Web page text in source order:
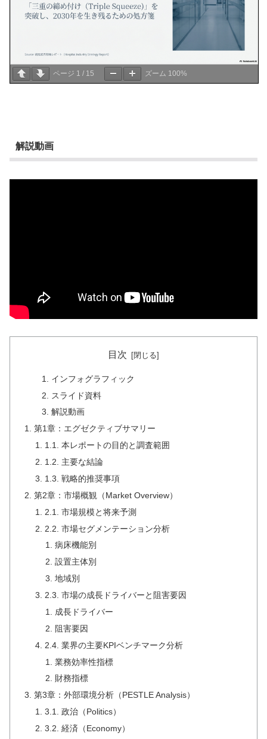
ページ 1 / 15 ズーム 100%
解説動画
目次
インフォグラフィック
スライド資料
解説動画
第1章：エグゼクティブサマリー
1.1. 本レポートの目的と調査範囲
1.2. 主要な結論
1.3. 戦略的推奨事項
第2章：市場概観（Market Overview）
2.1. 市場規模と将来予測
2.2. 市場セグメンテーション分析
病床機能別
設置主体別
地域別
2.3. 市場の成長ドライバーと阻害要因
成長ドライバー
阻害要因
2.4. 業界の主要KPIベンチマーク分析
業務効率性指標
財務指標
第3章：外部環境分析（PESTLE Analysis）
3.1. 政治（Politics）
3.2. 経済（Economy）